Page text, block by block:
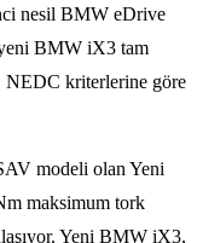
nesil BMW eDrive
BMW iX3 tam
NEDC kriterlerine göre
modeli olan Yeni
maksimum tork
Yeni BMW iX3,